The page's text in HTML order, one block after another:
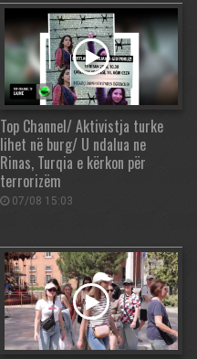
Top Channel/ Aktivistja turke
lihet në burg/ U ndalua ne
Rinas, Turqia e kërkon për
terrorizëm
07/08 15:03